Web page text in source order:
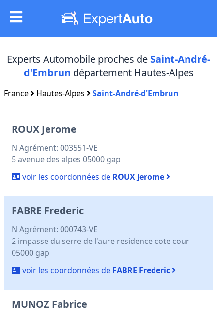
Experts Automobile proches de Saint-André-
d'Embrun département Hautes-Alpes
France Hautes-Alpes Saint-André-d'Embrun
ROUX Jerome
N Agrément: 003551-VE
5 avenue des alpes 05000 gap
voir les coordonnées de ROUX Jerome
FABRE Frederic
N Agrément: 000743-VE
2 impasse du serre de l'aure residence cote cour
05000 gap
voir les coordonnées de FABRE Frederic
MUNOZ Fabrice